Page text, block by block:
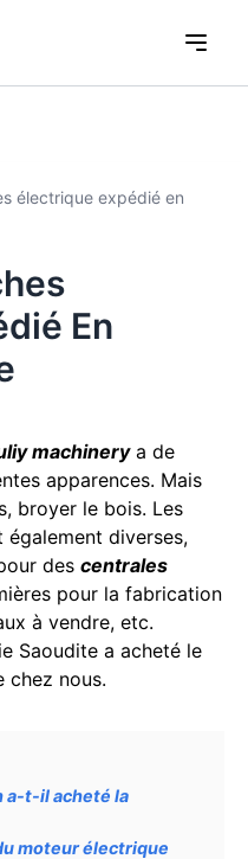
électrique expédié en
En
machinerya de
apparences. Mais
broyer le bois. Les
diverses,
des centrales
pour la fabrication
à vendre, etc.
Saoudite a acheté le
chez nous.
a-t-il acheté la
moteur électrique